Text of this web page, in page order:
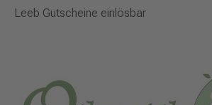
Leeb Gutscheine einlösbar